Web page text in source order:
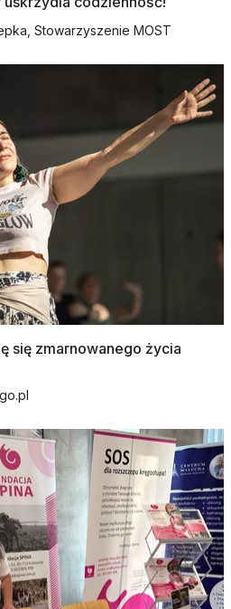
Stowarzyszenie MOST
się zmarnowanego życia